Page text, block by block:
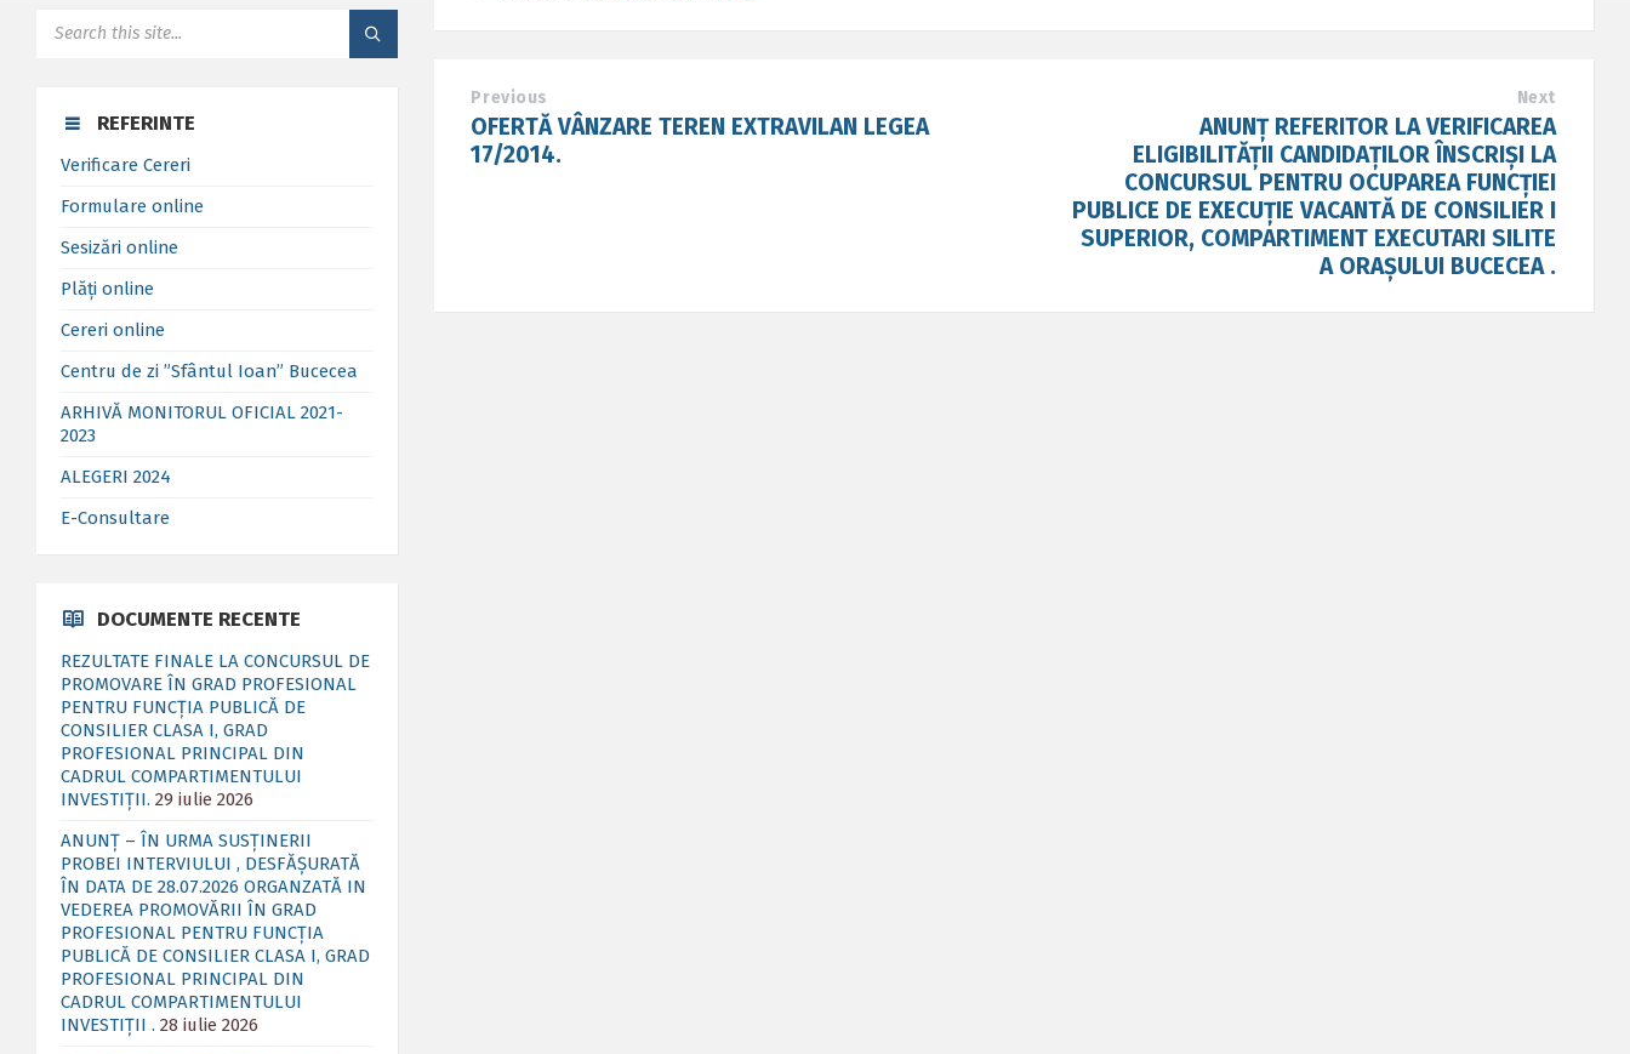
Previous
OFERTĂ VÂNZARE TEREN EXTRAVILAN LEGEA
17/2014.
Next
ANUNȚ REFERITOR LA VERIFICAREA
ELIGIBILITĂȚII CANDIDAȚILOR ÎNSCRIȘI LA
CONCURSUL PENTRU OCUPAREA FUNCȚIEI
PUBLICE DE EXECUȚIE VACANTĂ DE CONSILIER I
SUPERIOR, COMPARTIMENT EXECUTARI SILITE
A ORAȘULUI BUCECEA .
REFERINTE
Verificare Cereri
Formulare online
Sesizări online
Plăți online
Cereri online
Centru de zi ”Sfântul Ioan” Bucecea
ARHIVĂ MONITORUL OFICIAL 2021-
2023
ALEGERI 2024
E-Consultare
DOCUMENTE RECENTE
REZULTATE FINALE LA CONCURSUL DE
PROMOVARE ÎN GRAD PROFESIONAL
PENTRU FUNCȚIA PUBLICĂ DE
CONSILIER CLASA I, GRAD
PROFESIONAL PRINCIPAL DIN
CADRUL COMPARTIMENTULUI
INVESTIȚII. 29 iulie 2026
ANUNȚ – ÎN URMA SUSȚINERII
PROBEI INTERVIULUI , DESFĂȘURATĂ
ÎN DATA DE 28.07.2026 ORGANZATĂ IN
VEDEREA PROMOVĂRII ÎN GRAD
PROFESIONAL PENTRU FUNCȚIA
PUBLICĂ DE CONSILIER CLASA I, GRAD
PROFESIONAL PRINCIPAL DIN
CADRUL COMPARTIMENTULUI
INVESTIȚII . 28 iulie 2026